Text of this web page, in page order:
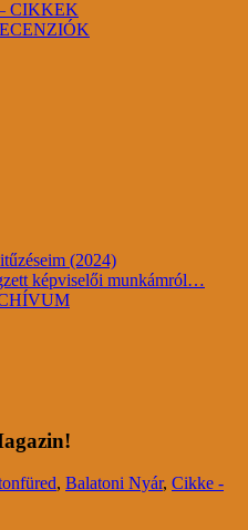
CIKKEK
(2024)
képviselői munkámról…
, Balatoni Nyár, Cikke -